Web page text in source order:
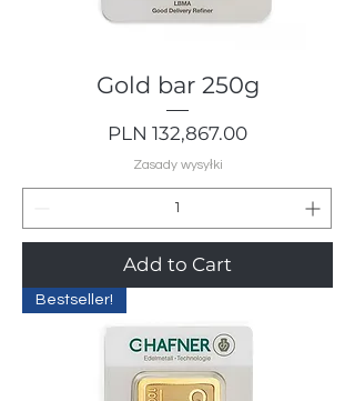
Gold bar 250g
Price
PLN 132,867.00
Zasady wysyłki
Add to Cart
Bestseller!